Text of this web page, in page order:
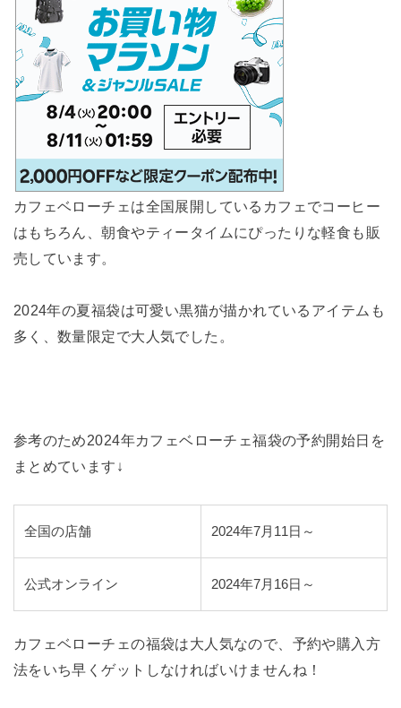
カフェベローチェは全国展開しているカフェでコーヒー
はもちろん、朝食やティータイムにぴったりな軽食も販
売しています。
2024年の夏福袋は可愛い黒猫が描かれているアイテムも
多く、数量限定で大人気でした。
参考のため2024年カフェベローチェ福袋の予約開始日を
まとめています↓
全国の店舗 2024年7月11日～
公式オンライン 2024年7月16日～
カフェベローチェの福袋は大人気なので、予約や購入方
法をいち早くゲットしなければいけませんね！